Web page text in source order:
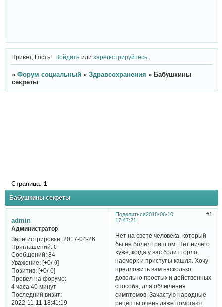
Привет, Гость! Войдите илизарегистрируйтесь
» Форум социальный » Здравоохранения » Бабушкины
секреты
Бабушкины секреты
Страница: 1
Поделиться 1
2018-06-10
17:47:21
admin
Администратор
Зарегистрирован: 2017-04-26
Приглашений:0
Сообщений:84
Уважение: [+0/-0]
Позитив: [+0/-0]
Провел на форуме:
4 часа 40 минут
Последний визит:
2022-11-11 18:41:19
Нет на свете человека, который
бы не болел гриппом. Нет ничего
хуже, когда у вас болит горло,
насморк и приступы кашля. Хочу
предложить вам несколько
довольно простых и действенных
способа, для облегчения
симптомов. Зачастую народные
рецепты очень даже помогают.